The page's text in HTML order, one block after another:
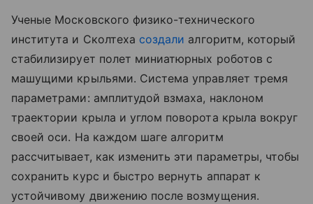
Ученые Московского физико-технического
института и Сколтеха создали алгоритм, который
стабилизирует полет миниатюрных роботов с
машущими крыльями. Система управляет тремя
параметрами: амплитудой взмаха, наклоном
траектории крыла и углом поворота крыла вокруг
своей оси. На каждом шаге алгоритм
рассчитывает, как изменить эти параметры, чтобы
сохранить курс и быстро вернуть аппарат к
устойчивому движению после возмущения.